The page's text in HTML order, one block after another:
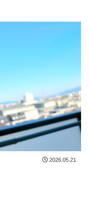
2026.05.21